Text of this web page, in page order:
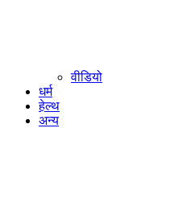
वीडियो
धर्म
हेल्थ
अन्य